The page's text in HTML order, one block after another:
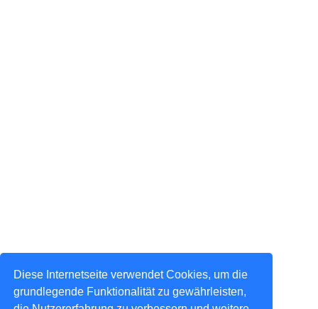
Diese Internetseite verwendet Cookies, um die
grundlegende Funktionalität zu gewährleisten,